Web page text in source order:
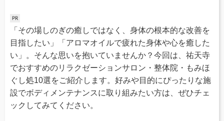
「その場しのぎの癒しではなく、身体の根本的な改善を
目指したい」「アロマオイルで疲れた身体や心を癒した
い」。そんな思いを抱いていませんか？今回は、祐天寺
でおすすめのリラクゼーションサロン・整体院・もみほ
ぐし処10選をご紹介します。好みや目的にぴったりな施
設でボディメンテナンスに取り組みたい方は、ぜひチェ
ックしてみてください。